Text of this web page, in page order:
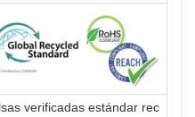
verificadas estándar rec